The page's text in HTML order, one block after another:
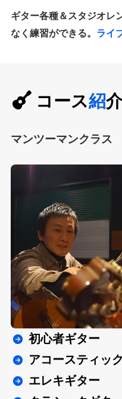
ギター各種＆スタジオレ
なく練習ができる。 ライ
コース紹
マンツーマンクラス
初心者ギター
アコースティッ
エレキギター